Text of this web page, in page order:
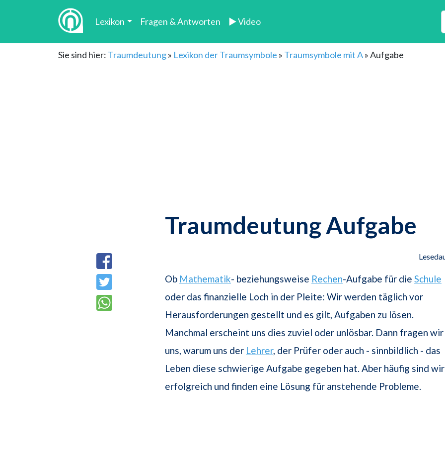
Lexikon Fragen & Antworten ► Video
Sie sind hier: Traumdeutung» Lexikon der Traumsymbole » Traumsymbole mit A»Aufgabe
Traumdeutung Aufgabe
Ob Mathematik- beziehungsweise Rechen-Aufgabe für die Schule
oder das finanzielle Loch in der Pleite: Wir werden täglich vor
Herausforderungen gestellt und es gilt, Aufgaben zu lösen.
Manchmal erscheint uns dies zuviel oder unlösbar. Dann fragen wir
uns, warum uns der Lehrer, der Prüfer oder auch - sinnbildlich - das
Leben diese schwierige Aufgabe gegeben hat. Aber häufig sind wir
erfolgreich und finden eine Lösung für anstehende Probleme.